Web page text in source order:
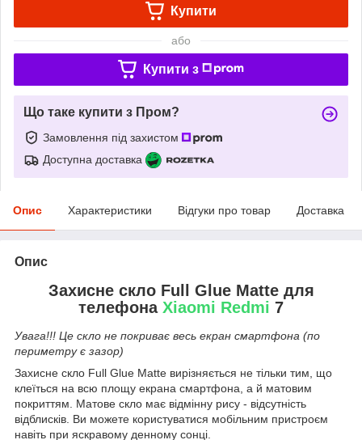
Купити
або
Купити з
Що таке купити з Пром?
Замовлення під захистом
Доступна доставка
Опис Характеристики Відгуки про товар Доставка
Опис
Захисне скло Full Glue Matte для
телефона Xiaomi Redmi 7
Увага!!! Це скло не покриває весь екран смартфона (по
периметру є зазор)
Захисне скло Full Glue Matte вирізняється не тільки тим, що
клеїться на всю площу екрана смартфона, а й матовим
покриттям. Матове скло має відмінну рису - відсутність
відблисків. Ви можете користуватися мобільним пристроєм
навіть при яскравому денному сонці.